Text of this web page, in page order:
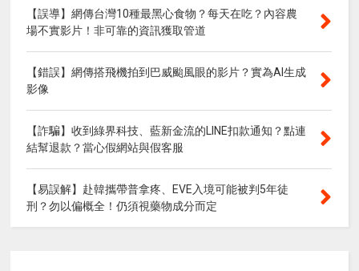
【誤導】網傳台灣10種最黑心食物？每天在吃？內容農
場不實影片！非可靠的資訊獲取管道
【錯誤】網傳搭飛機拍到巴威颱風眼的影片？實為AI生成
影像
【詐騙】收到綠界科技、藍新金流的LINE扣款通知？點連
結幫退款？當心假網站與假客服
【易誤解】赴韓攜帶普拿疼、EVE入境可能被判5年徒
刑？勿以偏概全！仍須視藥物成分而定